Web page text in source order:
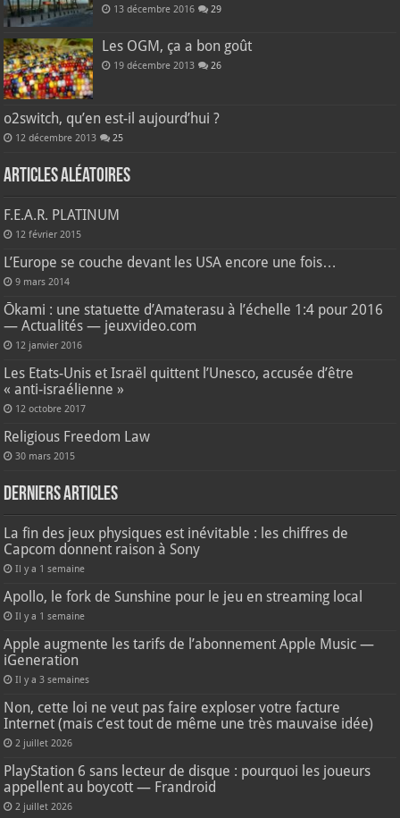
13 décembre 2016 29
Les OGM, ça a bon goût
19 décembre 2013 26
o2switch, qu’en est-il aujourd’hui ?
12 décembre 2013 25
Articles aléatoires
F.E.A.R. PLATINUM
12 février 2015
L’Europe se couche devant les USA encore une fois…
9 mars 2014
Ōkami : une statuette d’Amaterasu à l’échelle 1:4 pour 2016
— Actualités — jeuxvideo.com
12 janvier 2016
Les Etats-Unis et Israël quittent l’Unesco, accusée d’être
« anti-israélienne »
12 octobre 2017
Religious Freedom Law
30 mars 2015
Derniers articles
La fin des jeux physiques est inévitable : les chiffres de
Capcom donnent raison à Sony
Il y a 1 semaine
Apollo, le fork de Sunshine pour le jeu en streaming local
Il y a 1 semaine
Apple augmente les tarifs de l’abonnement Apple Music —
iGeneration
Il y a 3 semaines
Non, cette loi ne veut pas faire exploser votre facture
Internet (mais c’est tout de même une très mauvaise idée)
2 juillet 2026
PlayStation 6 sans lecteur de disque : pourquoi les joueurs
appellent au boycott — Frandroid
2 juillet 2026